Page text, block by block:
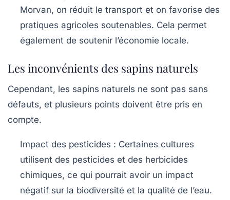
Morvan, on réduit le transport et on favorise des
pratiques agricoles soutenables. Cela permet
également de soutenir l’économie locale.
Les inconvénients des sapins naturels
Cependant, les sapins naturels ne sont pas sans
défauts, et plusieurs points doivent être pris en
compte.
Impact des pesticides : Certaines cultures
utilisent des pesticides et des herbicides
chimiques, ce qui pourrait avoir un impact
négatif sur la biodiversité et la qualité de l’eau.